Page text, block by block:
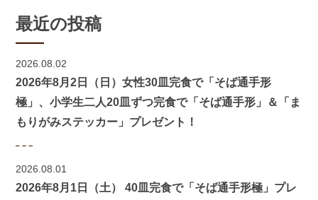
最近の投稿
2026.08.02
2026年8月2日（日）女性30皿完食で「そば通手形
極」、小学生二人20皿ずつ完食で「そば通手形」＆「ま
もりがみステッカー」プレゼント！
2026.08.01
2026年8月1日（土） 40皿完食で「そば通手形極」プレ